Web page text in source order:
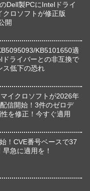
Dell製PCにIntelドライ
クロソフトが修正版
開
KB5101650適
ドライバーとの非互換で
ス低下の恐れ
イクロソフトが2026年
信開始！3件のゼロデ
を修正！今すぐ適用
！CVE番号ベースで37
急に適用を！